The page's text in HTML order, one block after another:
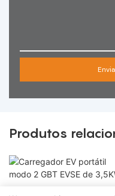
Produtos
Carregador EV portátil